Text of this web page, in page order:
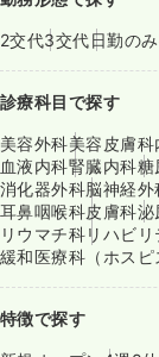
2交代3交代日勤のみ
診療科目で探す
美容外科美容皮膚科
血液内科腎臓内科糖
消化器外科脳神経外
耳鼻咽喉科皮膚科泌
リウマチ科リハビ
緩和医療科（ホスピ
特徴で探す